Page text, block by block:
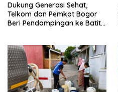
Dukung Generasi Sehat,
Telkom dan Pemkot Bogor
Beri Pendampingan ke Batita